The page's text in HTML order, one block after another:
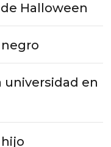
Halloween
universidad en